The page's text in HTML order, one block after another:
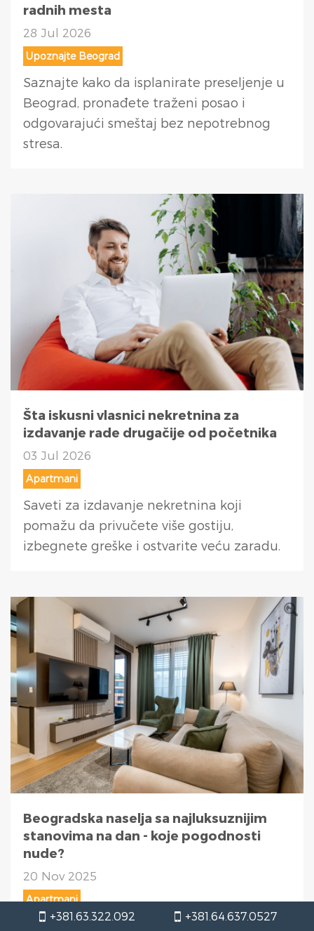
+381.63.322.092 +381.64.637.0527
radnih mesta
28 Jul 2026
Upoznajte Beograd
Saznajte kako da isplanirate preseljenje u
Beograd, pronađete traženi posao i
odgovarajući smeštaj bez nepotrebnog
stresa.
Šta iskusni vlasnici nekretnina za
izdavanje rade drugačije od početnika
03 Jul 2026
Apartmani
Saveti za izdavanje nekretnina koji
pomažu da privučete više gostiju,
izbegnete greške i ostvarite veću zaradu.
Beogradska naselja sa najluksuznijim
stanovima na dan - koje pogodnosti
nude?
20 Nov 2025
Apartmani
Otkrijte koja su to Beogradska naselja sa